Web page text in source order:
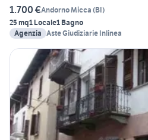
1.700 €Andorno Micca (BI)
25 mq1 Locale1 Bagno
Agenzia Aste Giudiziarie Inlinea